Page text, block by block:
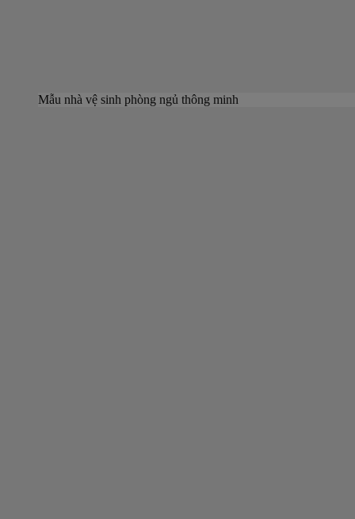
Mẫu nhà vệ sinh phòng ngủ thông minh